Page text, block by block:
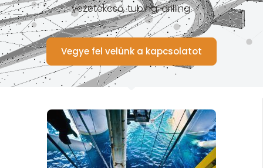
vezetékcső, tubing, drilling.
Vegye fel velünk a kapcsolatot